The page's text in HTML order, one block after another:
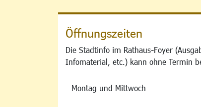
Öffnungszeiten
Die Stadtinfo im Rathaus-Foyer
Infomaterial, etc.) kann ohne Termin
Montag und Mittwoch